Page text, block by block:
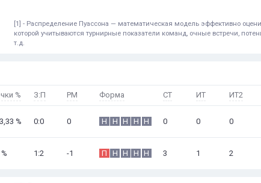
[1] - Распределение Пуассона — математическая модель эффективно
которой учитываются турнирные показатели команд, очные встречи,
т.д.
% З:П РМ Форма СТ ИТ ИТ2
% 0:0 0 Н Н Н Н Н 0 0 0
1:2 -1 П Н Н Н Н 3 1 2